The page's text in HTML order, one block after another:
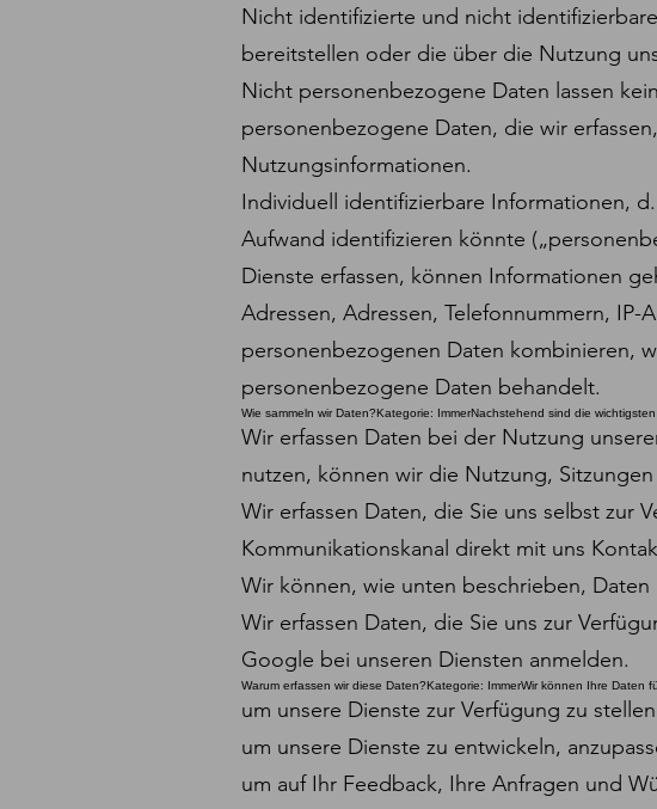
Nicht identifizierte und nicht
bereitstellen oder die über die Nutzung
Nicht personenbezogene Daten lassen
personenbezogene Daten, die wir
Nutzungsinformationen.
Individuell identifizierbare Informationen,
Aufwand identifizieren könnte
Dienste erfassen, können Informationen
Adressen, Adressen, Telefonnummern,
personenbezogenen Daten kombinieren,
personenbezogene Daten behandelt.
Wie sammeln wir Daten?Kategorie: ImmerNachstehend sind die
Wir erfassen Daten bei der Nutzung
nutzen, können wir die Nutzung,
Wir erfassen Daten, die Sie uns selbst zur
Kommunikationskanal direkt mit uns
Wir können, wie unten beschrieben, Daten
Wir erfassen Daten, die Sie uns zur
Google bei unseren Diensten anmelden.
Warum erfassen wir diese Daten?Kategorie: ImmerWir können Ihre Daten
um unsere Dienste zur Verfügung zu
um unsere Dienste zu entwickeln,
um auf Ihr Feedback, Ihre Anfragen und